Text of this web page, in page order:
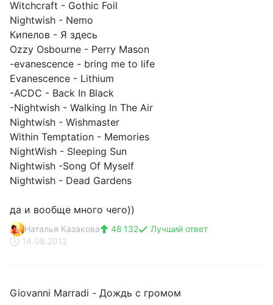
Witchcraft - Gothic Foil
Nightwish - Nemo
Кипелов - Я здесь
Ozzy Osbourne - Perry Mason
-evanescence - bring me to life
Evanescence - Lithium
-ACDC - Back In Black
-Nightwish - Walking In The Air
Nightwish - Wishmaster
Within Temptation - Memories
NightWish - Sleeping Sun
Nightwish -Song Of Myself
Nightwish - Dead Gardens
да и вообще много чего))
Наталья Казакова 48 132
Лучший ответ
14.08.2012
Giovanni Marradi - Дождь с громом